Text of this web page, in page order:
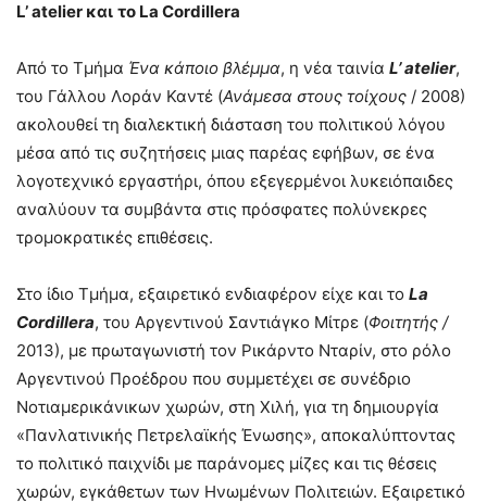
L’ atelier και το La Cordillera
Από το Τμήμα Ένα κάποιο βλέμμα, η νέα ταινία L’atelier,
του Γάλλου Λοράν Καντέ (Ανάμεσα στους τοίχους / 2008)
ακολουθεί τη διαλεκτική διάσταση του πολιτικού λόγου
μέσα από τις συζητήσεις μιας παρέας εφήβων, σε ένα
λογοτεχνικό εργαστήρι, όπου εξεγερμένοι λυκειόπαιδες
αναλύουν τα συμβάντα στις πρόσφατες πολύνεκρες
τρομοκρατικές επιθέσεις.
Στο ίδιο Τμήμα, εξαιρετικό ενδιαφέρον είχε και το La
Cordillera, του Αργεντινού Σαντιάγκο Μίτρε (Φοιτητής /
2013), με πρωταγωνιστή τον Ρικάρντο Νταρίν, στο ρόλο
Αργεντινού Προέδρου που συμμετέχει σε συνέδριο
Νοτιαμερικάνικων χωρών, στη Χιλή, για τη δημιουργία
«Πανλατινικής Πετρελαϊκής Ένωσης», αποκαλύπτοντας
το πολιτικό παιχνίδι με παράνομες μίζες και τις θέσεις
χωρών, εγκάθετων των Ηνωμένων Πολιτειών. Εξαιρετικό